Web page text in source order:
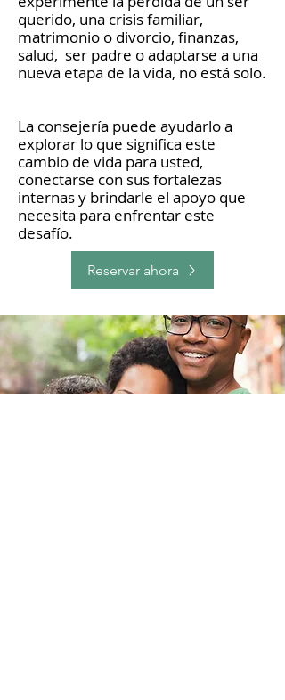
querido, una crisis familiar,
matrimonio o divorcio, finanzas,
salud, ser padre o adaptarse a una
nueva etapa de la vida, no está solo.
La consejería puede ayudarlo a
explorar lo que significa este
cambio de vida para usted,
conectarse con sus fortalezas
internas y brindarle el apoyo que
necesita para enfrentar este
desafío.
Reservar ahora